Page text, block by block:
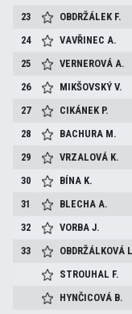
23
OBDRŽÁLEK F.
24
VAVŘINECA.
25
VERNEROVÁA.
26
MIKŠOVSKÝV.
27
CIKÁNEK P.
28
BACHURA M.
29
VRZALOVÁ K.
30
BÍNA K.
31
BLECHAA.
32
VORBAJ.
33
OBDRŽÁLKOVÁ
STROUHAL F.
HYNČICOVÁ B.